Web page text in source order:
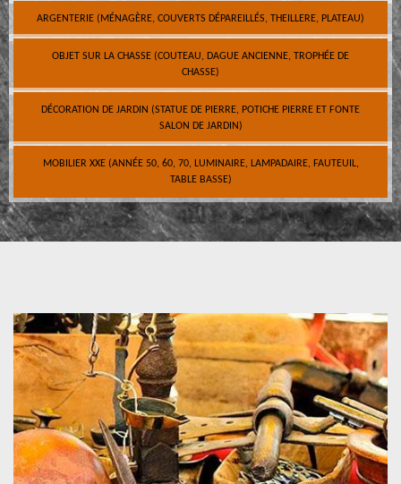
ARGENTERIE (MÉNAGÈRE, COUVERTS DÉPAREILLÉS, THEILLERE, PLATEAU)
OBJET SUR LA CHASSE (COUTEAU, DAGUE ANCIENNE, TROPHÉE DE
CHASSE)
DÉCORATION DE JARDIN (STATUE DE PIERRE, POTICHE PIERRE ET FONTE
SALON DE JARDIN)
MOBILIER XXE (ANNÉE 50, 60, 70, LUMINAIRE, LAMPADAIRE, FAUTEUIL,
TABLE BASSE)